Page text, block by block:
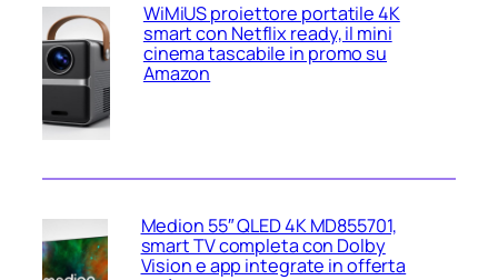
WiMiUS proiettore portatile 4K
smart con Netflix ready, il mini
cinema tascabile in promo su
Amazon
Medion 55″ QLED 4K MD855701,
smart TV completa con Dolby
Vision e app integrate in offerta